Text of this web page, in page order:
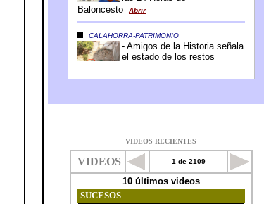
VIDEOS RECIENTES